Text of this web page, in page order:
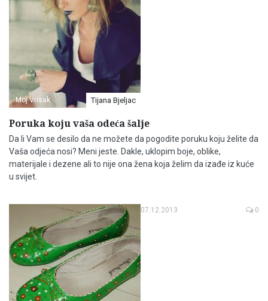
Moj Vrisak Tijana Bjeljac
Poruka koju vaša odeća šalje
Da li Vam se desilo da ne možete da pogodite poruku koju želite da
Vaša odjeća nosi? Meni jeste. Dakle, uklopim boje, oblike,
materijale i dezene ali to nije ona žena koja želim da izađe iz kuće
u svijet.
07.12.2013 0